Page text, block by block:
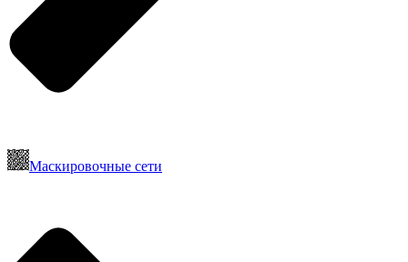
Маскировочные сети